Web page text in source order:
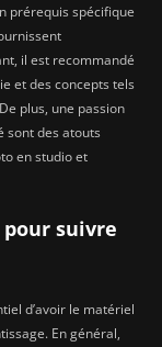
prérequis spécifique
il est recommandé
et des concepts tels
plus, une passion
sont des atouts
en studio et
suivre
d’avoir le matériel
En général,